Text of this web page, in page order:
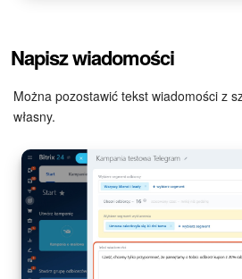
Napisz wiadomości
Można pozostawić tekst wiadomości z
własny.